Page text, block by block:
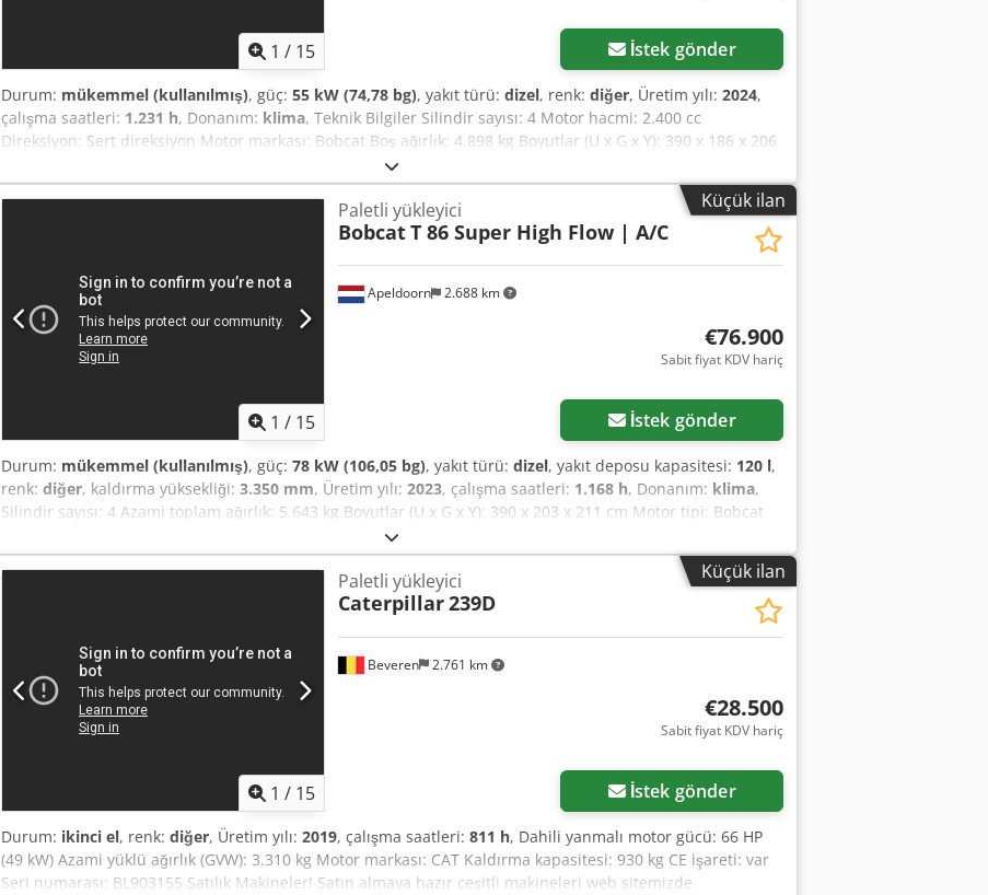
1 / 15 İstek gönder
Durum: mükemmel (kullanılmış), güç: 55 kW (74,78 bg), yakıt türü: dizel, renk: diğer, Üretim yılı: 2024,
çalışma saatleri: 1.231 h, Donanım: klima, Teknik Bilgiler Silindir sayısı: 4 Motor hacmi: 2.400 cc
Direksiyon: Sert direksiyon Motor markası: Bobcat Boş ağırlık: 4.898 kg Boyutlar (U x G x Y): 390 x 186 x 206
cm Fonksiyonel Hızlı değişim sistemi: Evet CE işareti: evet Durum Teknik durum: çok iyi Optik durum: çok
iyi = Diğer Seçenekler ve Donanımlar = - 3. hidrolik devre - Çalışma lambası/ları - Kauçuk paletler - Yüksek
debi - Hidrolik hızlı bağlantı - LED aydınlatma - Sinyal lambası - İki hız = Notlar = Dcjdpfx Aow U Itajblok
Aktarma organı Aşama (Tier): Stage V / Tier IV final Genel Üretim ülkesi: ABD Durum CE tipi: CE Toprak
sistem, büyük ekran, hava süspansiyonlu koltuk
Küçük ilan
1 / 15
Apeldoorn 2.688 km
Paletli yükleyici
BobcatT 86 Super High Flow | A/C
€76.900
Sabit fiyat KDV hariç
İstek gönder
Durum: mükemmel (kullanılmış), güç: 78 kW (106,05 bg), yakıt türü: dizel, yakıt deposu kapasitesi: 120 l,
renk: diğer, kaldırma yüksekliği: 3.350 mm, Üretim yılı: 2023, çalışma saatleri: 1.168 h, Donanım: klima,
Silindir sayısı: 4 Azami toplam ağırlık: 5.643 kg Boyutlar (U x G x Y): 390 x 203 x 211 cm Motor tipi: Bobcat
DM03VA Çalışma genişliği: 203 cm Hızlı değişim sistemi: Evet CE işareti: evet Teknik durumu: çok iyi Görsel
durumu: çok iyi = Diğer seçenekler ve donanımlar = - 3. hidrolik devre - 4. hidrolik devre - Çalışma
lambası/ları Dcjdpfx Abszbi Sqelek - FOPS kabin koruması - Orman koruma seti - Kauçuk paletler - Yüksek
debi - Hidrolik hızlı değiştirici - Radyo Bluetooth - İki hız = Notlar = Tahrik sistemi Seviye (Tier): Stage V /
Tier IV final Genel Üretim ülkesi: ABD Superflow, hidrolik hızlı değiştirici, 2 hız, büyük ekran, klima, orman
koruma paketi (*ön kapı koruması olmadan, sadece standart cam kapı)
Küçük ilan
1 / 15
Beveren 2.761 km
Paletli yükleyici
Caterpillar239D
€28.500
Sabit fiyat KDV hariç
İstek gönder
Durum: ikinci el, renk: diğer, Üretim yılı: 2019, çalışma saatleri: 811 h, Dahili yanmalı motor gücü: 66 HP
(49 kW) Azami yüklü ağırlık (GVW): 3.310 kg Motor markası: CAT Kaldırma kapasitesi: 930 kg CE işareti: var
Seri numarası: BL903155 Satılık Makineler! Satın almaya hazır çeşitli makineleri web sitemizde